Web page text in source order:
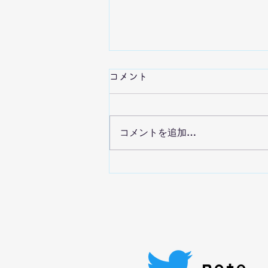
離婚の子どもへの影響：目次
とめました。 各ページ、３分く
らいで読める分量にしてありま
https://ypiyabugaki.wixsite.com
コメント
コメントを追加…